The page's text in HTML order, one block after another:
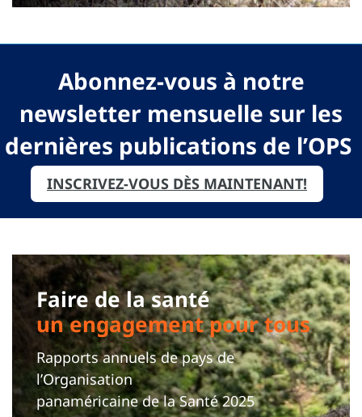
Abonnez-vous à notre
newsletter mensuelle sur les
dernières publications de l’OPS
INSCRIVEZ-VOUS DÈS MAINTENANT!
Faire de la santé
un engagement pour tous
Rapports annuels de pays de
l’Organisation
panaméricaine de la Santé 2025